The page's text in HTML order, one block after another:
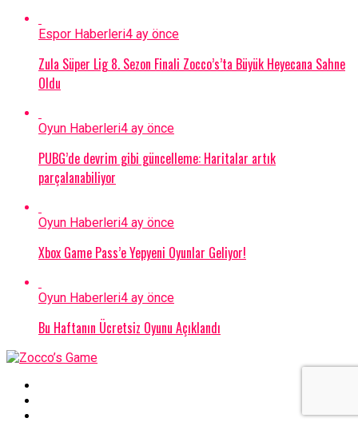
Espor Haberleri4 ay önce
Zula Süper Lig 8. Sezon Finali Zocco’s’ta Büyük Heyecana Sahne
Oldu
Oyun Haberleri4 ay önce
PUBG’de devrim gibi güncelleme: Haritalar artık
parçalanabiliyor
Oyun Haberleri4 ay önce
Xbox Game Pass’e Yepyeni Oyunlar Geliyor!
Oyun Haberleri4 ay önce
Bu Haftanın Ücretsiz Oyunu Açıklandı